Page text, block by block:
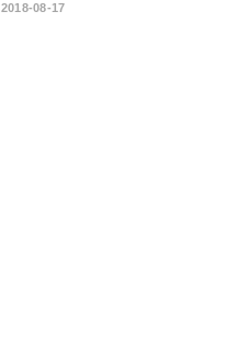
2018-08-17